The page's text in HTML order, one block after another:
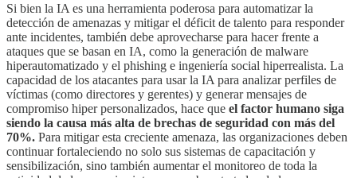
Si bien la IA es una herramienta poderosa para automatizar la
detección de amenazas y mitigar el déficit de talento para responder
ante incidentes, también debe aprovecharse para hacer frente a
ataques que se basan en IA, como la generación de malware
hiperautomatizado y el phishing e ingeniería social hiperrealista. La
capacidad de los atacantes para usar la IA para analizar perfiles de
víctimas (como directores y gerentes) y generar mensajes de
compromiso hiper personalizados, hace que el factor humano siga
siendo la causa más alta de brechas de seguridad con más del
70%. Para mitigar esta creciente amenaza, las organizaciones deben
continuar fortaleciendo no solo sus sistemas de capacitación y
sensibilización, sino también aumentar el monitoreo de toda la